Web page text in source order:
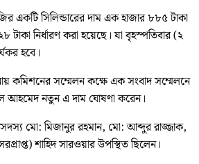
একটি সিলিন্ডারের দাম এক হাজার ৮৮৫ টাকা
নির্ধারণ করা হয়েছে। যা বৃহস্পতিবার (২
হবে।
কমিশনের সম্মেলন কক্ষে এক সংবাদ সম্মেলনে
আহমেদ নতুন এ দাম ঘোষণা করেন।
মো: মিজানুর রহমান, মো: আব্দুর রাজ্জাক,
শাহিদ সারওয়ার উপস্থিত ছিলেন।